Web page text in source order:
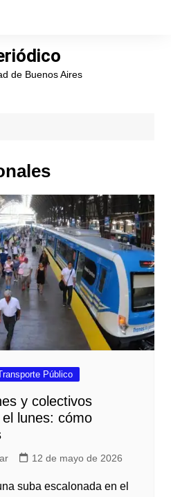
de Buenos Aires
Público
y colectivos
lunes: cómo
12 de mayo de 2026
suba escalonada en el